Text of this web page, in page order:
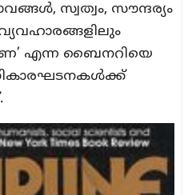
സ്വത്വം, സൗന്ദര്യം
എന്ന ബൈനറിയെ